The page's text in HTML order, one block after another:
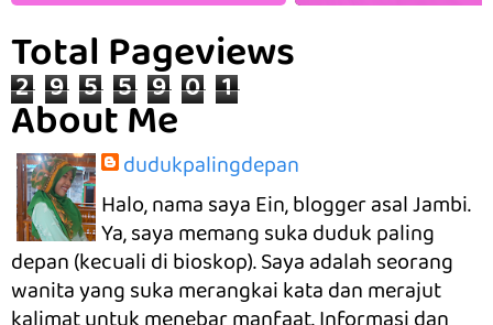
Total Pageviews
2 9 5 5 9 0 1
About Me
dudukpalingdepan
Halo, nama saya Ein, blogger asal Jambi.
Ya, saya memang suka duduk paling
depan (kecuali di bioskop). Saya adalah seorang
wanita yang suka merangkai kata dan merajut